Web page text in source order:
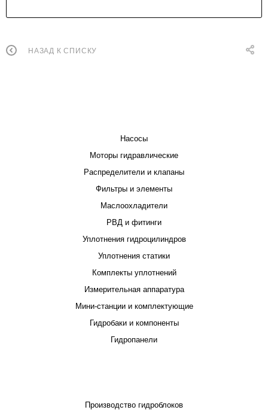
НАЗАД К СПИСКУ
Насосы
Моторы гидравлические
Распределители и клапаны
Фильтры и элементы
Маслоохладители
РВД и фитинги
Уплотнения гидроцилиндров
Уплотнения статики
Комплекты уплотнений
Измерительная аппаратура
Мини-станции и комплектующие
Гидробаки и компоненты
Гидропанели
Производство гидроблоков